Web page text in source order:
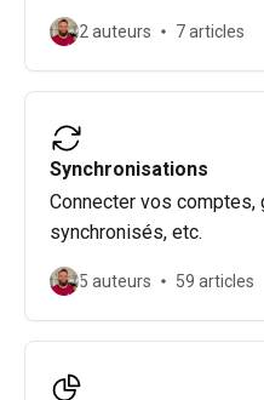
2 auteurs 7 articles
Synchronisations
Connecter vos
synchronisés, etc.
5 auteurs 59 articles